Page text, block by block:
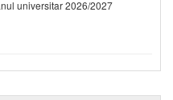
universitar 2026/2027